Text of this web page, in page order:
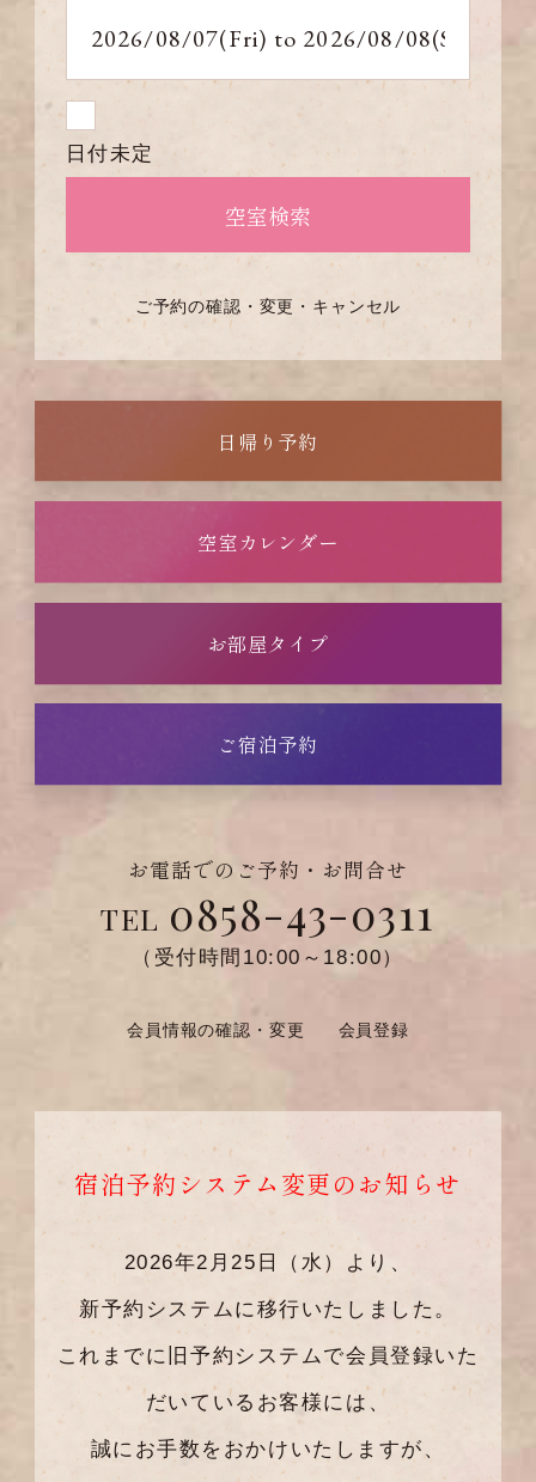
日付未定
ご予約の確認・変更・キャンセル
日帰り予約
空室カレンダー
お部屋タイプ
ご宿泊予約
お電話でのご予約・お問合せ
TEL 0858-43-0311
（受付時間10:00～18:00）
会員情報の確認・変更 会員登録
宿泊予約システム変更のお知らせ
2026年2月25日（水）より、
新予約システムに移行いたしました。
これまでに旧予約システムで会員登録いた
だいているお客様には、
誠にお手数をおかけいたしますが、